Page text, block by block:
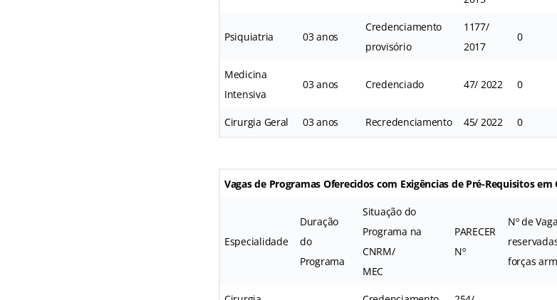
Psiquiatria 03 anos
Credenciamento
provisório
1177/
2017
0
Medicina
Intensiva
03 anos Credenciado 47/ 2022 0
Cirurgia Geral 03 anos Recredenciamento 45/ 2022 0
Vagas de Programas Oferecidos com Exigências de Pré-Requisitos em
Especialidade
Duração
do
Programa
Situação do
Programa na
CNRM/
MEC
PARECER
Nº
Nº de
forças